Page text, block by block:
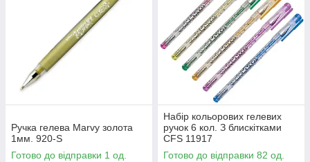
Ручка гелева Marvy золота
1мм. 920-S
Готово до відправки 1 од.
Набір кольорових гелевих
ручок 6 кол. З блискітками
CFS 11917
Готово до відправки 82 од.